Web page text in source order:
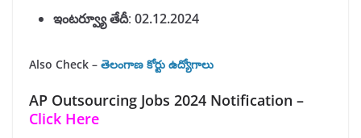
ఇంటర్వ్యూతేదీ: 02.12.2024
Also Check – తెలంగాణ కోర్టు ఉద్యోగాలు
AP Outsourcing Jobs 2024 Notification –
Click Here